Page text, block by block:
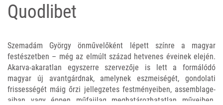
Quodlibet
Szemadám György önművelőként lépett színre a magyar
festészetben – még az elmúlt század hetvenes éveinek elején.
Akarva-akaratlan egyszerre szervezője is lett a formálódó
magyar új avantgárdnak, amelynek eszmeiségét, gondolati
frissességét máig őrzi jellegzetes festményeiben, assemblage-
aiban vagy éppen műfajilag meghatározhatatlan műveiben.